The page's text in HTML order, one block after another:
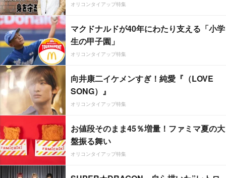
オリコンタイアップ特集
マクドナルドが40年にわたり支える「小学
生の甲子園」
オリコンタイアップ特集
向井康二イケメンすぎ！純愛『（LOVE
SONG）』
オリコンタイアップ特集
お値段そのまま45％増量！ファミマ夏の大
盤振る舞い
オリコンタイアップ特集